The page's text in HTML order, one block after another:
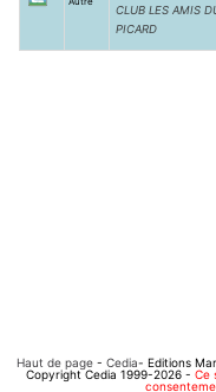
CLUB LES AMIS
PICARD
Haut de page - Cedia- Editions
Copyright Cedia 1999-2026 - Ce